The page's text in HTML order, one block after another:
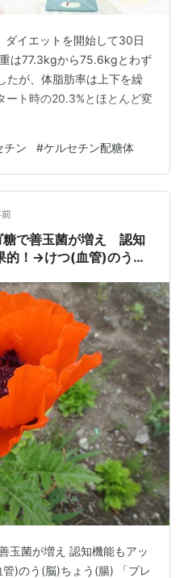
イエットを開始して30日
は77.3kgから75.6kgとわず
たが、体脂肪率は上下を繰
ート時の20.3%とほとんど変
チン #ケルセチン配糖体
で善玉菌が増え 認知
玉菌が増え 認知機能もアッ
)のう(脳)ちょう(腸) 「プレ